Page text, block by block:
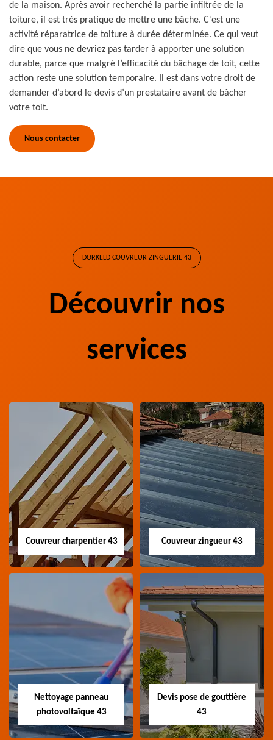
de la maison. Après avoir recherché la partie infiltrée de la
toiture, il est très pratique de mettre une bâche. C’est une
activité réparatrice de toiture à durée déterminée. Ce qui veut
dire que vous ne devriez pas tarder à apporter une solution
durable, parce que malgré l’efficacité du bâchage de toit, cette
action reste une solution temporaire. Il est dans votre droit de
demander d’abord le devis d’un prestataire avant de bâcher
votre toit.
Nous contacter
DORKELD COUVREUR ZINGUERIE 43
Découvrir nos
services
Couvreur charpentier 43
Couvreur
charpentier 43
Artisan couvreur
charpentier 43 Haute-
Couvreur zingueur 43
Couvreur zingueur
Artisan couvreur
zingueur 43 Haute-Loire
Nettoyage panneau
photovoltaïque 43
Devis pose de gouttière
43